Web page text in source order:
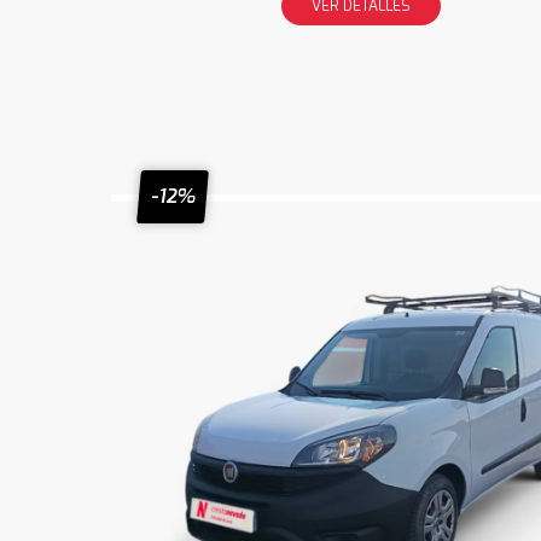
VER DETALLES
-12%